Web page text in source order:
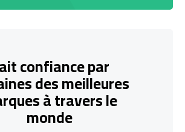
confiance par
des meilleures
à travers le
monde